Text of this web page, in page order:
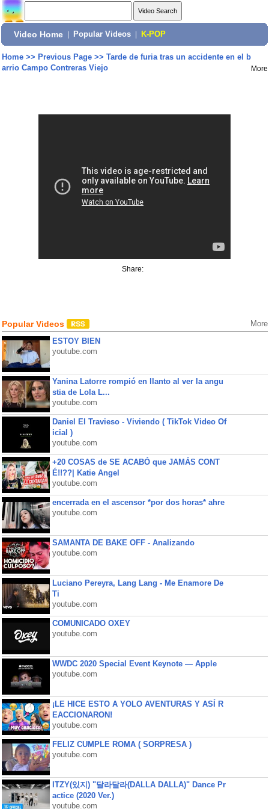
Video Home Popular Videos K-POP
Home>> Previous Page>> Tarde de furia tras un accidente en el b
arrio Campo Contreras Viejo
More
Share:
Popular Videos More
ESTOY BIEN
youtube.com
Yanina Latorre rompió en llanto al ver la angu
stia de Lola L...
youtube.com
Daniel El Travieso - Viviendo ( TikTok Video Of
icial )
youtube.com
+20 COSAS de SE ACABÓ que JAMÁS CONT
É!!??| Katie Angel
youtube.com
encerrada en el ascensor *por dos horas* ahre
youtube.com
SAMANTA DE BAKE OFF - Analizando
youtube.com
Luciano Pereyra, Lang Lang - Me Enamore De
Ti
youtube.com
COMUNICADO OXEY
youtube.com
WWDC 2020 Special Event Keynote — Apple
youtube.com
¡LE HICE ESTO A YOLO AVENTURAS Y ASÍ R
EACCIONARON!
youtube.com
FELIZ CUMPLE ROMA ( SORPRESA )
youtube.com
ITZY(있지) "달라달라(DALLA DALLA)" Dance Pr
actice (2020 Ver.)
youtube.com